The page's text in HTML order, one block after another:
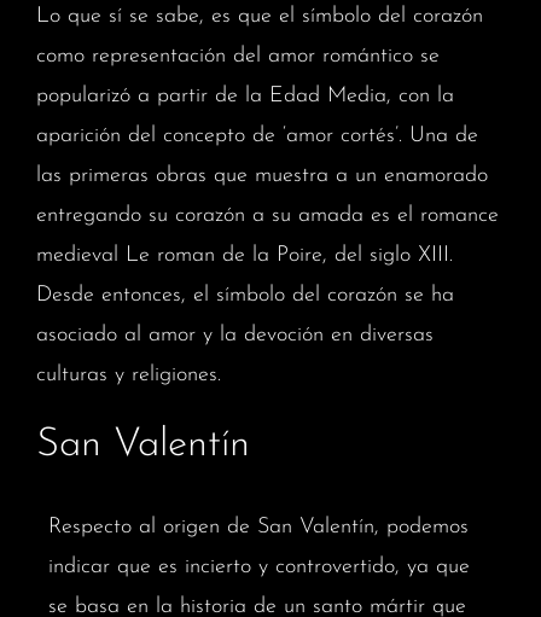
Lo que sí se sabe, es que el símbolo del corazón
como representación del amor romántico se
popularizó a partir de la Edad Media, con la
aparición del concepto de ‘amor cortés’. Una de
las primeras obras que muestra a un enamorado
entregando su corazón a su amada es el romance
medieval Le roman de la Poire, del siglo XIII.
Desde entonces, el símbolo del corazón se ha
asociado al amor y la devoción en diversas
culturas y religiones.
San Valentín
Respecto al origen de San Valentín, podemos
indicar que es incierto y controvertido, ya que
se basa en la historia de un santo mártir que